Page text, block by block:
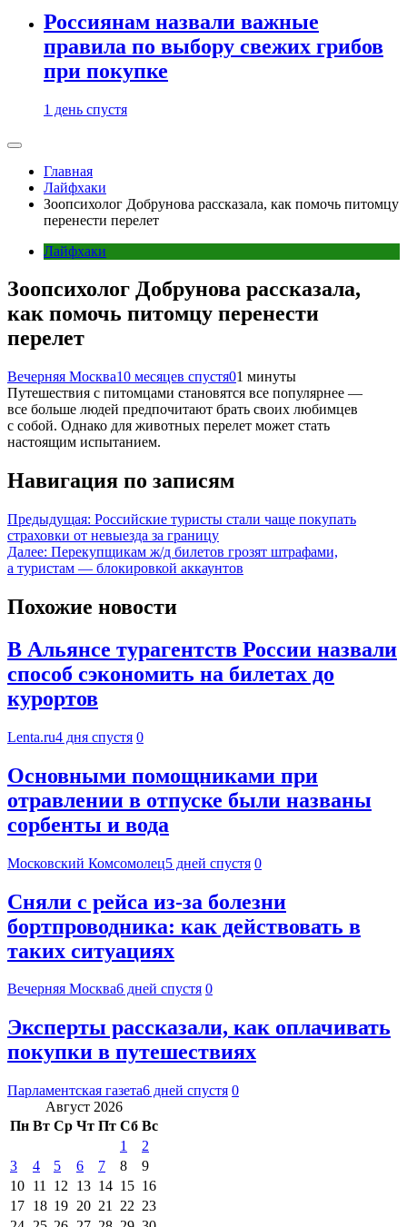
Россиянам назвали важные
правила по выбору свежих грибов
при покупке
1 день спустя
Главная
Лайфхаки
Зоопсихолог Добрунова рассказала, как помочь питомцу
перенести перелет
Лайфхаки
Зоопсихолог Добрунова рассказала,
как помочь питомцу перенести
перелет
Вечерняя Москва10 месяцев спустя01 минуты
Путешествия с питомцами становятся все популярнее —
все больше людей предпочитают брать своих любимцев
с собой. Однако для животных перелет может стать
настоящим испытанием.
Навигация по записям
Предыдущая: Российские туристы стали чаще покупать
страховки от невыезда за границу
Далее: Перекупщикам ж/д билетов грозят штрафами,
а туристам — блокировкой аккаунтов
Похожие новости
В Альянсе турагентств России назвали
способ сэкономить на билетах до
курортов
Lenta.ru4 дня спустя 0
Основными помощниками при
отравлении в отпуске были названы
сорбенты и вода
Московский Комсомолец5 дней спустя 0
Сняли с рейса из-за болезни
бортпроводника: как действовать в
таких ситуациях
Вечерняя Москва6 дней спустя 0
Эксперты рассказали, как оплачивать
покупки в путешествиях
Парламентская газета6 дней спустя 0
Август 2026
Пн Вт Ср Чт Пт Сб Вс
1
2
3
4 5 6 7 8
9
10 11 12 13 14 15 16
17 18 19 20 21 22 23